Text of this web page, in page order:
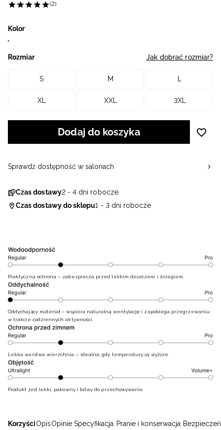
KorzyściOpisOpinie Specyfikacja Pranie i konserwacja
(2)
Kolor
Rozmiar Jak dobrać rozmiar?
S M L
XL XXL 3XL
Dodaj do koszyka
Czas dostawy2 - 4 dni robocze
Czas dostawy do sklepu1 - 3 dni robocze
Sprawdź dostępność w salonach
Praktyczna ochrona – zabezpiecza przed lekkim deszczem i śniegiem.
Oddychający materiał – wspiera naturalną wentylację i zapobiega przegrzewaniu
w trakcie codziennych aktywności.
Lekka warstwa wierzchnia – idealna, gdy temperatury są wyższe.
Produkt jest lekki, pakowny i łatwy do przechowywania.